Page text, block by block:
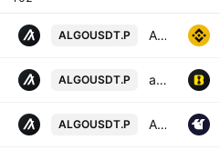
ALGOUSDT.P Algorand / TetherUS PERPETUAL CONTRACT
ALGOUSDT.P algo / Tether USD PERPETUAL CONTRACT
ALGOUSDT.P Algorand perpetual contract